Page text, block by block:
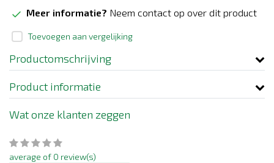
Meer informatie? Neem contact op over dit product
Toevoegen aan vergelijking
Productomschrijving
Product informatie
Wat onze klanten zeggen
average of 0 review(s)